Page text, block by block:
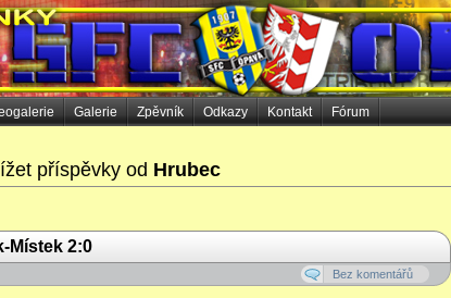
Galerie Zpěvník Odkazy Kontakt Fórum
příspěvky od Hrubec
Místek 2:0
Bez komentářů